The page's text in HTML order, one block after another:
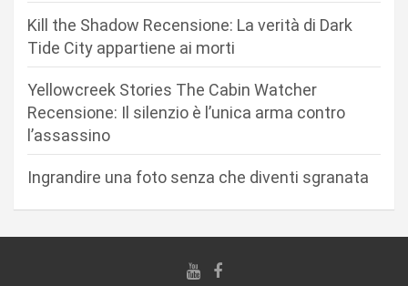
Kill the Shadow Recensione: La verità di Dark
Tide City appartiene ai morti
Yellowcreek Stories The Cabin Watcher
Recensione: Il silenzio è l’unica arma contro
l’assassino
Ingrandire una foto senza che diventi sgranata